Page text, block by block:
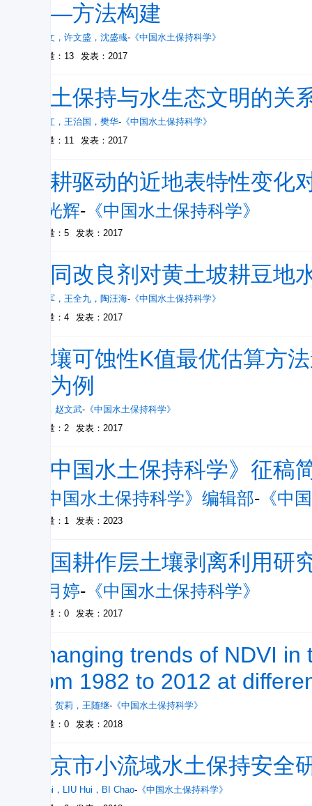
——方法构建
张雅文 ， 许文盛 ， 沈盛彧- 《中国水土保持科学》
被引量：13
发表：2017
水土保持与水生态文明的关
王春红 ， 王治国 ， 樊华- 《中国水土保持科学》
被引量：11
发表：2017
退耕驱动的近地表特性变化
张光辉- 《中国水土保持科学》
被引量：5 发表：2017
不同改良剂对黄土坡耕豆地
李虎军 ， 王全九 ， 陶汪海- 《中国水土保持科学》
被引量：4
发表：2017
土壤可蚀性K值最优估算
区为例
， 赵文武- 《中国水土保持科学》
被引量：2
发表：2017
《中国水土保持科学》征稿
《中国水土保持科学》编辑部- 《中
被引量：1 发表：2023
中国耕作层土壤剥离利用研
郭月婷- 《中国水土保持科学》
被引量：0 发表：2017
Changing trends of NDVI
from 1982 to 2012 at
， 贺莉 ， 王随继- 《中国水土保持科学》
被引量：0
发表：2018
北京市小流域水土保持安全
QI Shi ， LIU Hui ， BI Chao- 《中国水土保持科学》